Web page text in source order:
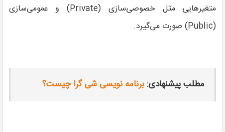
متغیرهایی مثل خصوصی‌سازی (Private) و عمومی‌سازی
(Public) صورت می‌گیرد.
مطلب پیشنهادی: برنامه نویسی شی گرا چیست؟